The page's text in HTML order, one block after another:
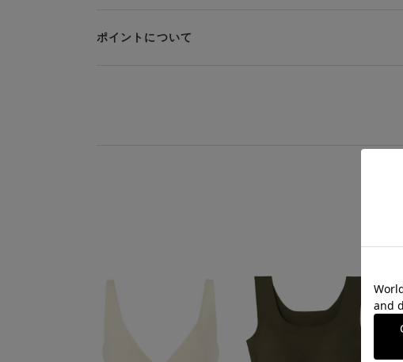
※商品や条件により、一部ご利用いただけないお支払方法が
上述の返送料着払い対象商品以外の、お客様のご都合(注文
クーポン利用方法について
クーポン利用欄の『クーポンを利用する』にチェックし、
ご利用されたクーポンや、ご利用期限が終了したクーポ
クーポンはセール商品にもご利用いただけます。
二つ以上のクーポンを併用して利用することはできません
電話注文の場合は、クーポンはご利用いただけません。
送料、ギフトサービス料はご注文金額に含まれません。
ポイントについて
お持ちのポイントは一括してのみご利用いただくことが
商品を複数点ご注文いただき、ポイントをご利用いただい
用クーポン(ポイント)は振り分けられます。ご注文商品の
その商品に振り分けられていたクーポン(ポイント)は、ご
そのほか、ポイントに関するご案内を見る